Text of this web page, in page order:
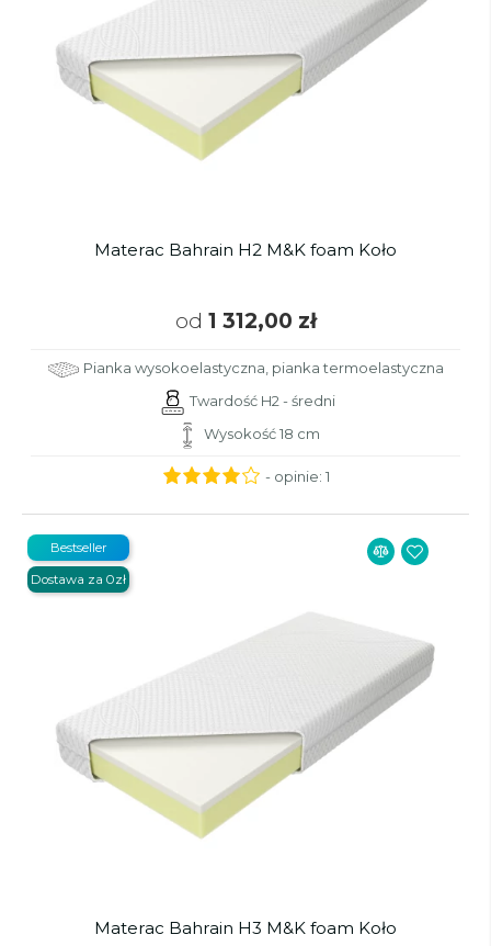
Materac Bahrain H2 M&K foam Koło
od 1 312,00 zł
Pianka wysokoelastyczna, pianka termoelastyczna
Twardość H2 - średni
Wysokość 18 cm
- opinie: 1
Materac Bahrain H3 M&K foam Koło
Bestseller
Dostawa za 0zł